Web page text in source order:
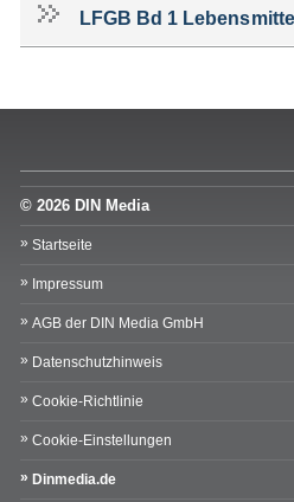
LFGB Bd 1 Lebensmittel
© 2026 DIN Media
Startseite
Impressum
AGB der DIN Media GmbH
Datenschutzhinweis
Cookie-Richtlinie
Cookie-Einstellungen
Dinmedia.de